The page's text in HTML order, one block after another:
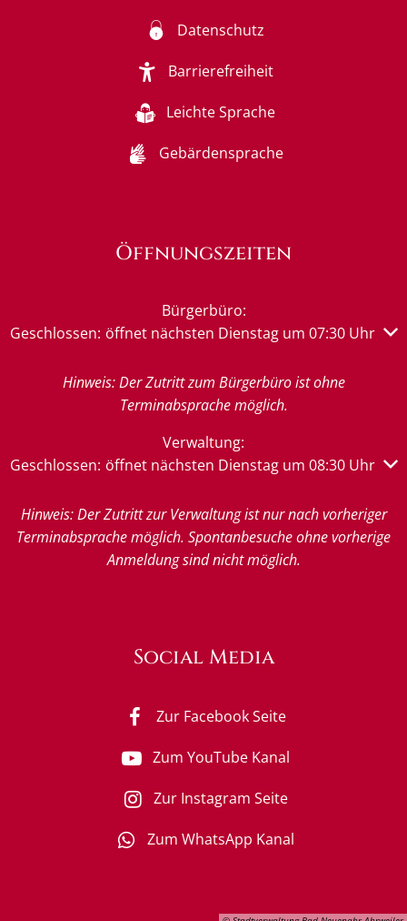
Datenschutz
Barrierefreiheit
Leichte Sprache
Gebärdensprache
Öffnungszeiten
Bürgerbüro:
Klicken, um weitere Öffnungs- oder Schließzeiten
Geschlossen: öffnet nächsten Dienstag um 07:30 Uhr
Hinweis: Der Zutritt zum Bürgerbüro ist ohne
Terminabsprache möglich.
Verwaltung:
Klicken, um weitere Öffnungs- oder Schließzeiten
Geschlossen: öffnet nächsten Dienstag um 08:30 Uhr
Hinweis: Der Zutritt zur Verwaltung ist nur nach vorheriger
Terminabsprache möglich. Spontanbesuche ohne vorherige
Anmeldung sind nicht möglich.
Social Media
Zur Facebook Seite
Zum YouTube Kanal
Zur Instagram Seite
Zum WhatsApp Kanal